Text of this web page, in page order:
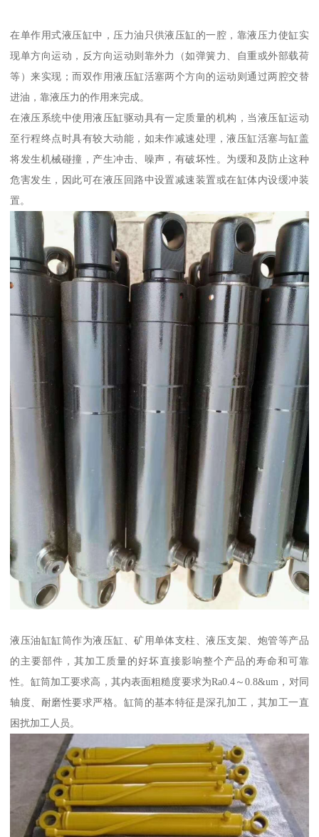
在单作用式液压缸中，压力油只供液压缸的一腔，靠液压力使缸实
现单方向运动，反方向运动则靠外力（如弹簧力、自重或外部载荷
等）来实现；而双作用液压缸活塞两个方向的运动则通过两腔交替
进油，靠液压力的作用来完成。
在液压系统中使用液压缸驱动具有一定质量的机构，当液压缸运动
至行程终点时具有较大动能，如未作减速处理，液压缸活塞与缸盖
将发生机械碰撞，产生冲击、噪声，有破坏性。为缓和及防止这种
危害发生，因此可在液压回路中设置减速装置或在缸体内设缓冲装
置。
液压油缸缸筒作为液压缸、矿用单体支柱、液压支架、炮管等产品
的主要部件，其加工质量的好坏直接影响整个产品的寿命和可靠
性。缸筒加工要求高，其内表面粗糙度要求为Ra0.4～0.8&um，对同
轴度、耐磨性要求严格。缸筒的基本特征是深孔加工，其加工一直
困扰加工人员。